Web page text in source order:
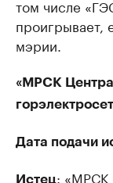
том числе
проигрывает,
мэрии.
«МРСК
Дата подачи
Истец: «МРСК